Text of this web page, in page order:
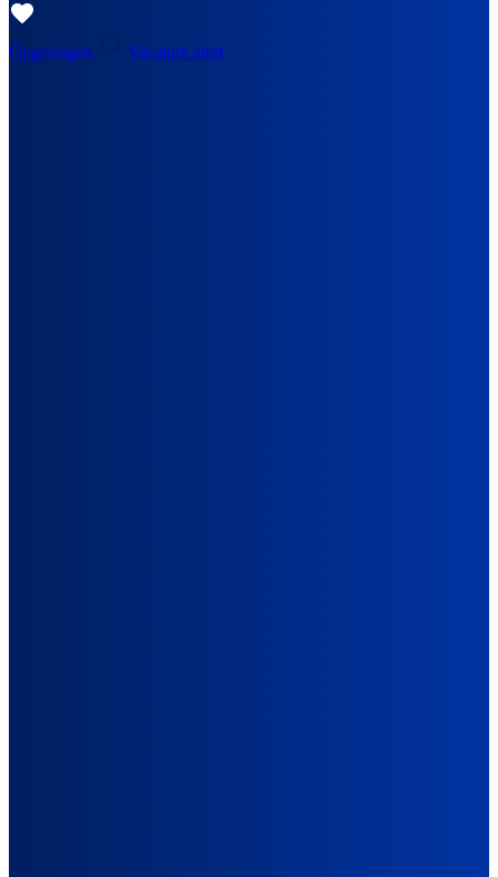
Opgeslagen Vacature alert